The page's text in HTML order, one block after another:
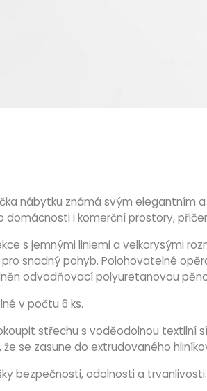
nábytku známá svým elegantním
domácnosti i komerční prostory,
s jemnými liniemi a velkorysými
snadný pohyb. Polohovatelné
odvodňovací polyuretanovou
v počtu 6 ks.
střechu s voděodolnou textilní
že se zasune do extrudovaného
bezpečnosti, odolnosti a trvanlivosti.